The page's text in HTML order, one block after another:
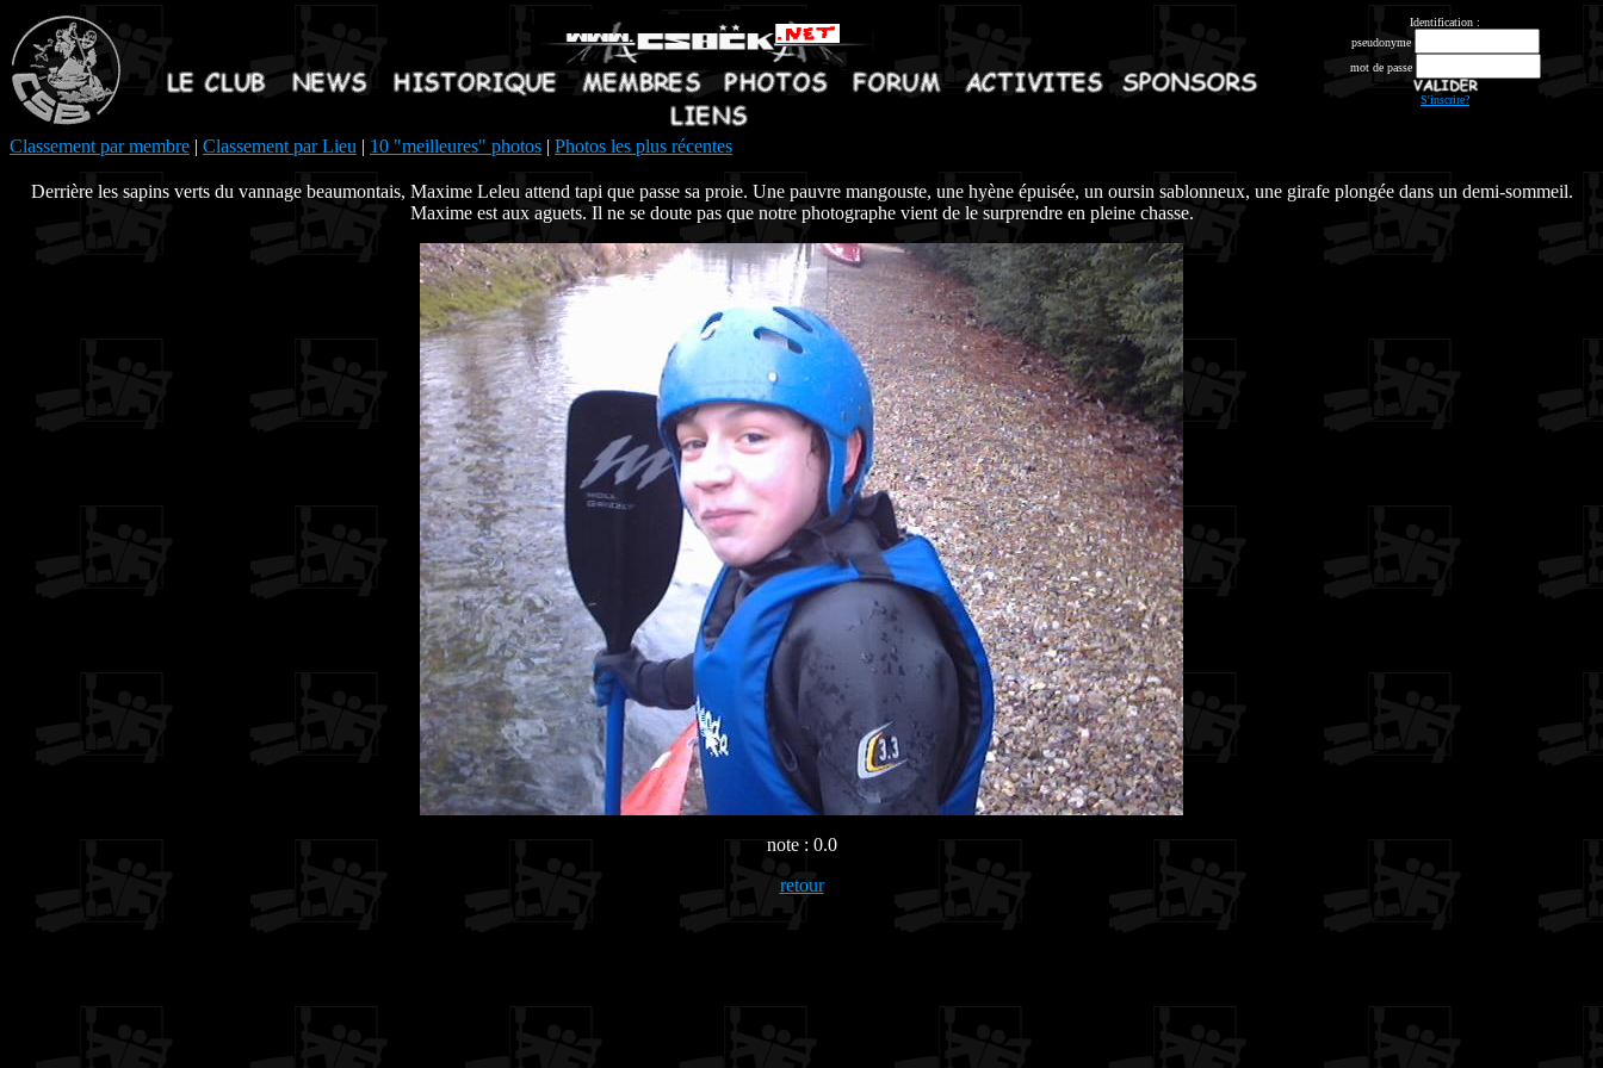
Identification :
pseudonyme
mot de passe
S'inscrire?
Classement par membre | Classement par Lieu | 10 "meilleures" photos | Photos les plus récentes
Derrière les sapins verts du vannage beaumontais, Maxime Leleu attend tapi que passe sa proie. Une pauvre mangouste, une hyène épuisée, un oursin sablonneux, une girafe plongée dans un demi-sommeil.
Maxime est aux aguets. Il ne se doute pas que notre photographe vient de le surprendre en pleine chasse.
note : 0.0
retour